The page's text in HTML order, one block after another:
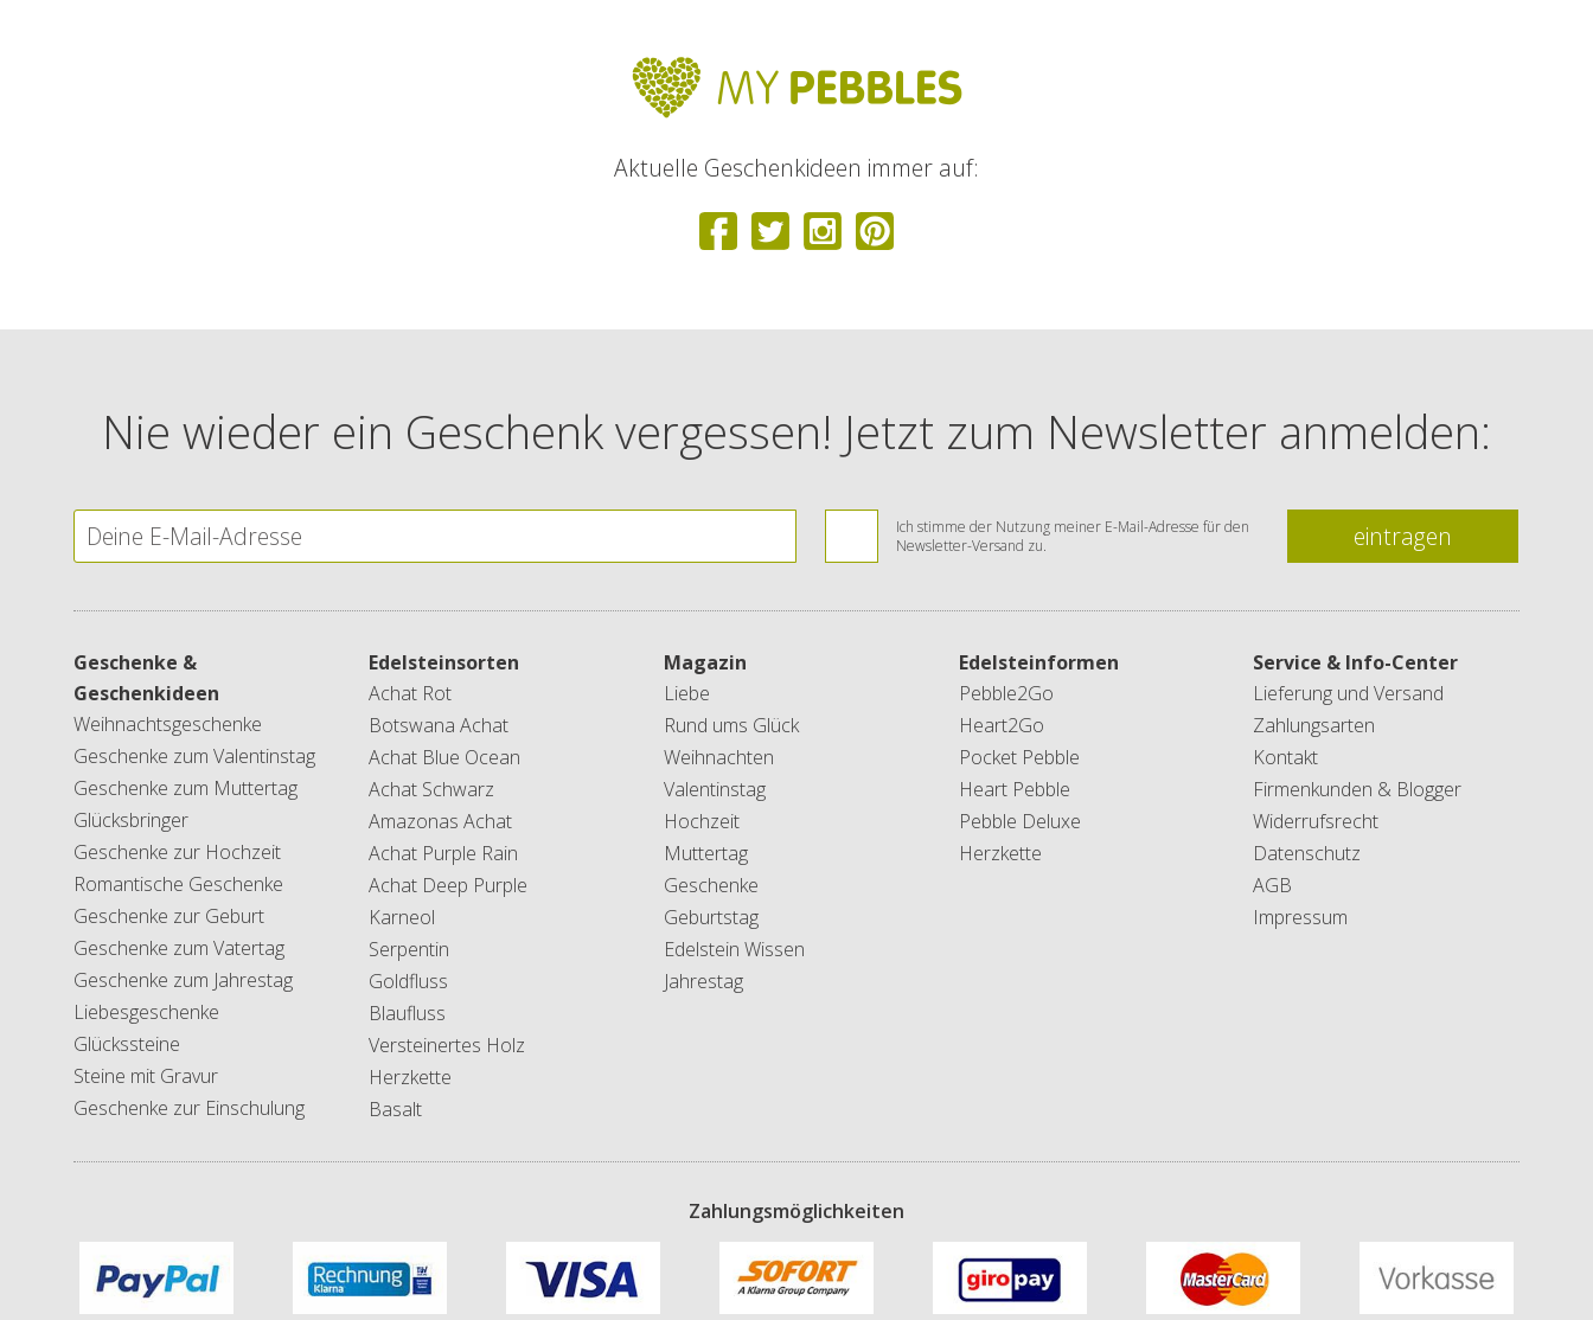
Aktuelle Geschenkideen immer auf:
Nie wieder ein Geschenk vergessen! Jetzt zum Newsletter anmelden:
Ich stimme der Nutzung meiner E-Mail-Adresse für den
Newsletter-Versand zu.
eintragen
Geschenke &
Geschenkideen
Weihnachtsgeschenke
Geschenke zum Valentinstag
Geschenke zum Muttertag
Glücksbringer
Geschenke zur Hochzeit
Romantische Geschenke
Geschenke zur Geburt
Geschenke zum Vatertag
Geschenke zum Jahrestag
Liebesgeschenke
Glückssteine
Steine mit Gravur
Geschenke zur Einschulung
Edelsteinsorten
Achat Rot
Botswana Achat
Achat Blue Ocean
Achat Schwarz
Amazonas Achat
Achat Purple Rain
Achat Deep Purple
Karneol
Serpentin
Goldfluss
Blaufluss
Versteinertes Holz
Herzkette
Basalt
Magazin
Liebe
Rund ums Glück
Weihnachten
Valentinstag
Hochzeit
Muttertag
Geschenke
Geburtstag
Edelstein Wissen
Jahrestag
Edelsteinformen
Pebble2Go
Heart2Go
Pocket Pebble
Heart Pebble
Pebble Deluxe
Herzkette
Service & Info-Center
Lieferung und Versand
Zahlungsarten
Kontakt
Firmenkunden & Blogger
Widerrufsrecht
Datenschutz
AGB
Impressum
Zahlungsmöglichkeiten